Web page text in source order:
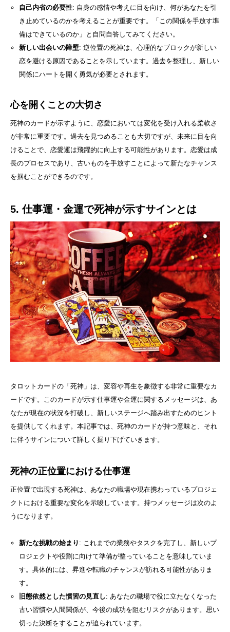
自己内省の必要性: 自身の感情や考えに目を向け、何があなたを引
き止めているのかを考えることが重要です。「この関係を手放す準
備はできているのか」と自問自答してみてください。
新しい出会いの障壁: 逆位置の死神は、心理的なブロックが新しい
恋を避ける原因であることを示しています。過去を整理し、新しい
関係にハートを開く勇気が必要とされます。
心を開くことの大切さ
死神のカードが示すように、恋愛においては変化を受け入れる柔軟さ
が非常に重要です。過去を見つめることも大切ですが、未来に目を向
けることで、恋愛運は飛躍的に向上する可能性があります。恋愛は成
長のプロセスであり、古いものを手放すことによって新たなチャンス
を掴むことができるのです。
5. 仕事運・金運で死神が示すサインとは
タロットカードの「死神」は、変容や再生を象徴する非常に重要なカ
ードです。このカードが示す仕事運や金運に関するメッセージは、あ
なたが現在の状況を打破し、新しいステージへ踏み出すためのヒント
を提供してくれます。本記事では、死神のカードが持つ意味と、それ
に伴うサインについて詳しく掘り下げていきます。
死神の正位置における仕事運
正位置で出現する死神は、あなたの職場や現在携わっているプロジェ
クトにおける重要な変化を示唆しています。持つメッセージは次のよ
うになります。
新たな挑戦の始まり : これまでの業務やタスクを完了し、新しいプ
ロジェクトや役割に向けて準備が整っていることを意味していま
す。具体的には、昇進や転職のチャンスが訪れる可能性がありま
す。
旧態依然とした慣習の見直し: あなたの職場で役に立たなくなった
古い習慣や人間関係が、今後の成功を阻むリスクがあります。思い
切った決断をすることが迫られています。